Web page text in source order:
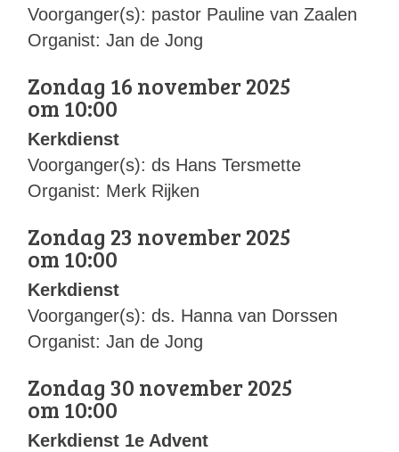
Voorganger(s): pastor Pauline van Zaalen
Organist: Jan de Jong
Zondag 16 november 2025
om 10:00
Kerkdienst
Voorganger(s): ds Hans Tersmette
Organist: Merk Rijken
Zondag 23 november 2025
om 10:00
Kerkdienst
Voorganger(s): ds. Hanna van Dorssen
Organist: Jan de Jong
Zondag 30 november 2025
om 10:00
Kerkdienst 1e Advent